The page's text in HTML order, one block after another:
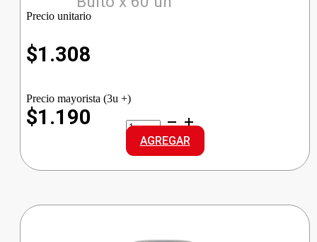
Precio unitario
$1.308
Precio mayorista (3u +)
$1.190
SyS
MANTECA
cantidad
AGREGAR